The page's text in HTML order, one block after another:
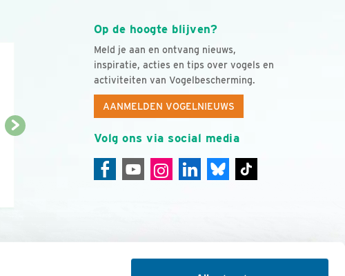
Op de hoogte blijven?
Meld je aan en ontvang nieuws,
inspiratie, acties en tips over vogels en
activiteiten van Vogelbescherming.
AANMELDEN VOGELNIEUWS
Volg ons via social media